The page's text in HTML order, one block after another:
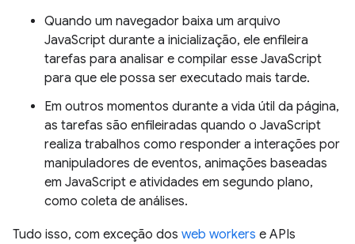
Quando um navegador baixa um arquivo
JavaScript durante a inicialização, ele enfileira
tarefas para analisar e compilar esse JavaScript
para que ele possa ser executado mais tarde.
Em outros momentos durante a vida útil da página,
as tarefas são enfileiradas quando o JavaScript
realiza trabalhos como responder a interações por
manipuladores de eventos, animações baseadas
em JavaScript e atividades em segundo plano,
como coleta de análises.
Tudo isso, com exceção dos web workers e APIs